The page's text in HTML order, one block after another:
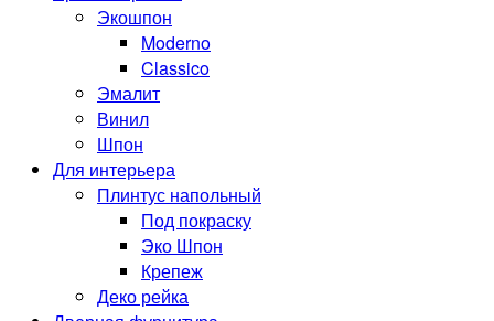
Экошпон
Moderno
Classico
Эмалит
Винил
Шпон
Для интерьера
Плинтус напольный
Под покраску
Эко Шпон
Крепеж
Деко рейка